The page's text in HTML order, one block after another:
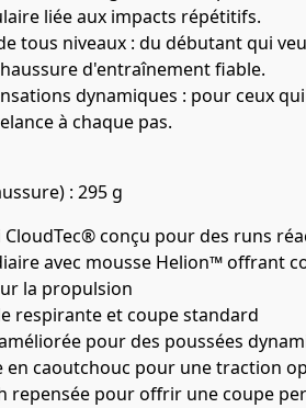
liée aux impacts répétitifs.
tous niveaux : du débutant qui
d'entraînement fiable.
dynamiques : pour ceux
à chaque pas.
: 295 g
CloudTec® conçu pour des runs
avec mousse Helion™ offrant
la propulsion
respirante et coupe standard
pour des poussées
en caoutchouc pour une traction
repensée pour offrir une coupe